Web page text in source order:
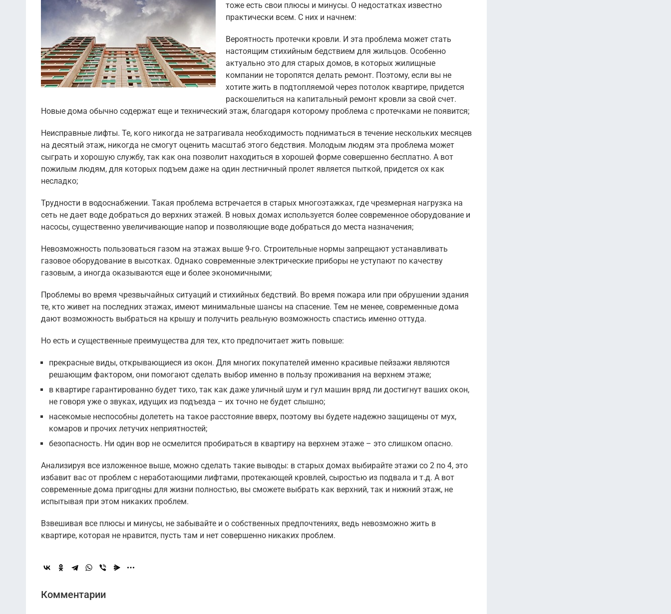
тоже есть свои плюсы и минусы. О недостатках известно
практически всем. С них и начнем:
Вероятность протечки кровли. И эта проблема может стать
настоящим стихийным бедствием для жильцов. Особенно
актуально это для старых домов, в которых жилищные
компании не торопятся делать ремонт. Поэтому, если вы не
хотите жить в подтопляемой через потолок квартире, придется
раскошелиться на капитальный ремонт кровли за свой счет.
Новые дома обычно содержат еще и технический этаж, благодаря которому проблема с протечками не появится;
Неисправные лифты. Те, кого никогда не затрагивала необходимость подниматься в течение нескольких месяцев
на десятый этаж, никогда не смогут оценить масштаб этого бедствия. Молодым людям эта проблема может
сыграть и хорошую службу, так как она позволит находиться в хорошей форме совершенно бесплатно. А вот
пожилым людям, для которых подъем даже на один лестничный пролет является пыткой, придется ох как
несладко;
Трудности в водоснабжении. Такая проблема встречается в старых многоэтажках, где чрезмерная нагрузка на
сеть не дает воде добраться до верхних этажей. В новых домах используется более современное оборудование и
насосы, существенно увеличивающие напор и позволяющие воде добраться до места назначения;
Невозможность пользоваться газом на этажах выше 9-го. Строительные нормы запрещают устанавливать
газовое оборудование в высотках. Однако современные электрические приборы не уступают по качеству
газовым, а иногда оказываются еще и более экономичными;
Проблемы во время чрезвычайных ситуаций и стихийных бедствий. Во время пожара или при обрушении здания
те, кто живет на последних этажах, имеют минимальные шансы на спасение. Тем не менее, современные дома
дают возможность выбраться на крышу и получить реальную возможность спастись именно оттуда.
Но есть и существенные преимущества для тех, кто предпочитает жить повыше:
прекрасные виды, открывающиеся из окон. Для многих покупателей именно красивые пейзажи являются
решающим фактором, они помогают сделать выбор именно в пользу проживания на верхнем этаже;
в квартире гарантированно будет тихо, так как даже уличный шум и гул машин вряд ли достигнут ваших окон,
не говоря уже о звуках, идущих из подъезда – их точно не будет слышно;
насекомые неспособны долететь на такое расстояние вверх, поэтому вы будете надежно защищены от мух,
комаров и прочих летучих неприятностей;
безопасность. Ни один вор не осмелится пробираться в квартиру на верхнем этаже – это слишком опасно.
Анализируя все изложенное выше, можно сделать такие выводы: в старых домах выбирайте этажи со 2 по 4, это
избавит вас от проблем с неработающими лифтами, протекающей кровлей, сыростью из подвала и т.д. А вот
современные дома пригодны для жизни полностью, вы сможете выбрать как верхний, так и нижний этаж, не
испытывая при этом никаких проблем.
Взвешивая все плюсы и минусы, не забывайте и о собственных предпочтениях, ведь невозможно жить в
квартире, которая не нравится, пусть там и нет совершенно никаких проблем.
Комментарии